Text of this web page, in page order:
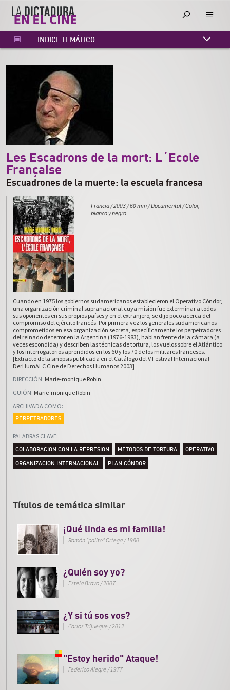
INDICE TEMÁTICO
INDICE ALFABÉTICO
Les Escadrons de la mort: L´Ecole
Française
Escuadrones de la muerte: la escuela francesa
Cuando en 1975 los gobiernos sudamericanos establecieron el Operativo Cóndor,
una organización criminal supranacional cuya misión fue exterminar a todos
sus oponentes en sus propios países y en el extranjero, se dijo poco acerca del
compromiso del ejército francés. Por primera vez los generales sudamericanos
comprometidos en esa organización secreta, específicamente los perpetradores
del reinado de terror en la Argentina (1976-1983), hablan frente de la cámara (a
veces escondida) y describen las técnicas de tortura, los vuelos sobre el Atlántico
y los interrogatorios aprendidos en los 60 y los 70 de los militares franceses.
[Extracto de la sinopsis publicada en el Catálogo del V Festival Internacional
DerHumALC Cine de Derechos Humanos 2003]
DIRECCIÓN: Marie-monique Robin
GUIÓN: Marie-monique Robin
ARCHIVADA COMO:
PERPETRADORES
PALABRAS CLAVE:
COLABORACION CON LA REPRESION METODOS DE TORTURA OPERATIVO
ORGANIZACION INTERNACIONAL PLAN CÓNDOR
Títulos de temática similar
¡Qué linda es mi familia!
Ramón "palito" Ortega / 1980
¿Quién soy yo?
Estela Bravo/2007
¿Y si tú sos vos?
Carlos Trijueque/2012
"Estoy herido" Ataque!
Federico Alegre/1977
Francia/2003/60 min/Documental/Color,
blanco y negro